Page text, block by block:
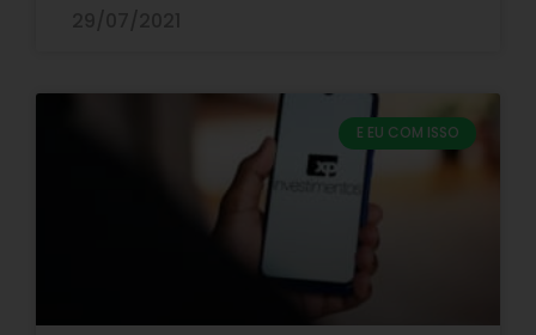
E EU COM ISSO